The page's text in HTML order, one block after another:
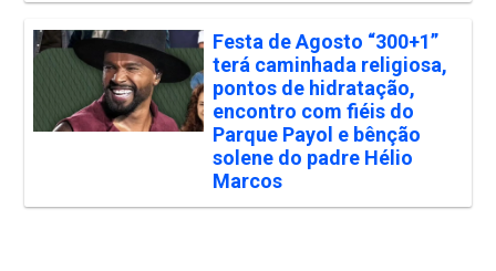
Festa de Agosto “300+1”
terá caminhada religiosa,
pontos de hidratação,
encontro com fiéis do
Parque Payol e bênção
solene do padre Hélio
Marcos